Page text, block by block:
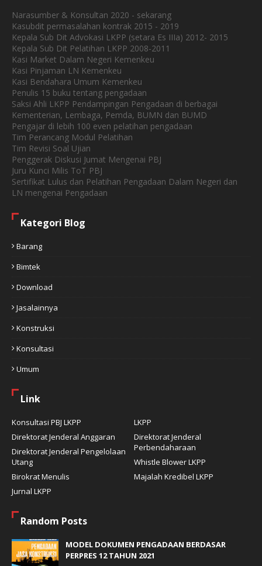
Narasumber & Konsultan 2020 - sekarang
Kasubdit permasalahan kontrak 2015 - 2019
Kepala Sub Dit Advokasi LKPP (setara Es IIIa) 2012- 2015
Kepala Sub Dit Pelatihan LKPP 2008-2011
Kasi Market Dalam Negeri Kemenkeu
Kasi Pinjaman LN Kemenkeu
Kasi Bendahara Umum Kemenkeu
Penulis 15 buku tentang pengadaan
Saksi Ahli LKPP Pendampingan Pengadaan di berbagai
Kementerian, Lembaga, Pemda, BUMN dan BUMD
Pengajar di lebih 100 even pelatihan pengadaan
Tim Perancang Modul Pelatihan
Tim Revisi Soal Ujian
Penggerak Diskusi Jumat Mengenai PBJ
Juru Kunci Milis ToT PBJ
Sertifikat Lulus dan Pelatihan Pengadaan Dalam Negeri dan
LN mengenai Pengadaan
Kategori Blog
Barang
Bimtek
Download
Jasalainnya
Konstruksi
Konsultasi
Umum
Link
Konsultasi PBJ LKPP
LKPP
Direktorat Jenderal Anggaran
Direktorat Jenderal
Perbendaharaan
Direktorat Jenderal Pengelolaan
Utang
Whistle Blower LKPP
Birokrat Menulis
Majalah Kredibel LKPP
Jurnal LKPP
Random Posts
MODEL DOKUMEN PENGADAAN BERDASAR
PERPRES 12 TAHUN 2021